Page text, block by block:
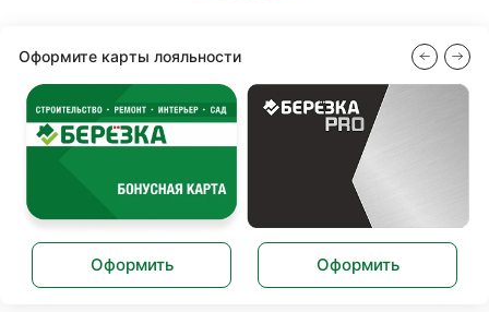
Оформите карты лояльности
Оформить Оформить